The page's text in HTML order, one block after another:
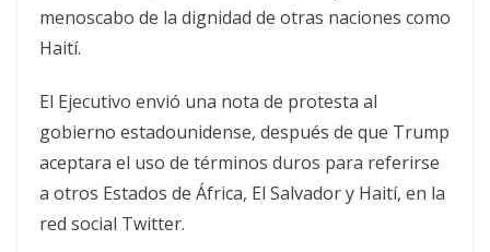
menoscabo de la dignidad de otras naciones como
Haití.
El Ejecutivo envió una nota de protesta al
gobierno estadounidense, después de que Trump
aceptara el uso de términos duros para referirse
a otros Estados de África, El Salvador y Haití, en la
red social Twitter.